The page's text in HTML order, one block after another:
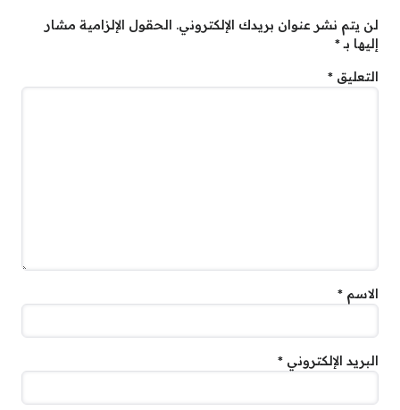
لن يتم نشر عنوان بريدك الإلكتروني. الحقول الإلزامية مشار
إليها بـ*
التعليق *
الاسم *
البريد الإلكتروني *